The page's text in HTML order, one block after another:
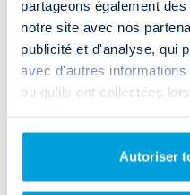
partageons également
notre site avec nos
publicité et d'analyse, qui
avec d'autres
ou qu'ils ont collectées
Autoriser
Lille
Grenoble
Fréjus
Nancy
Lens
Il y a toujours une agenceRent